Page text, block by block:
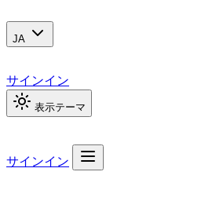
JA
サインイン
表示テーマ
サインイン